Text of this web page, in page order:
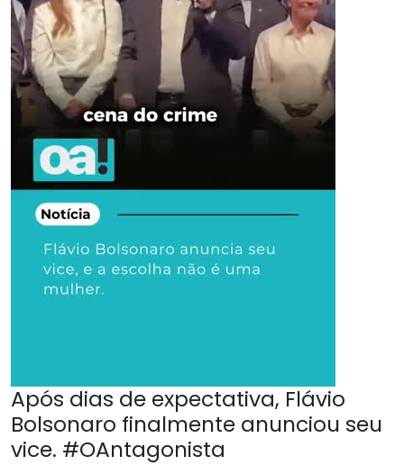
Após dias de expectativa, Flávio
Bolsonaro finalmente anunciou seu
vice. #OAntagonista